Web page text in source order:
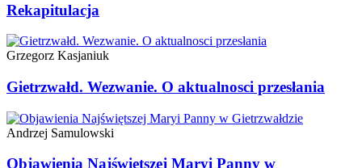
Rekapitulacja
Grzegorz Kasjaniuk
Gietrzwałd. Wezwanie. O aktualnosci przesłania
Andrzej Samulowski
Objawienia Najświętszej Maryi Panny w